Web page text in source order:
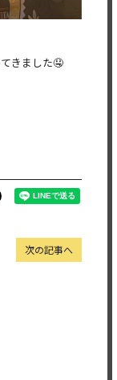
きました🤤
次の記事へ